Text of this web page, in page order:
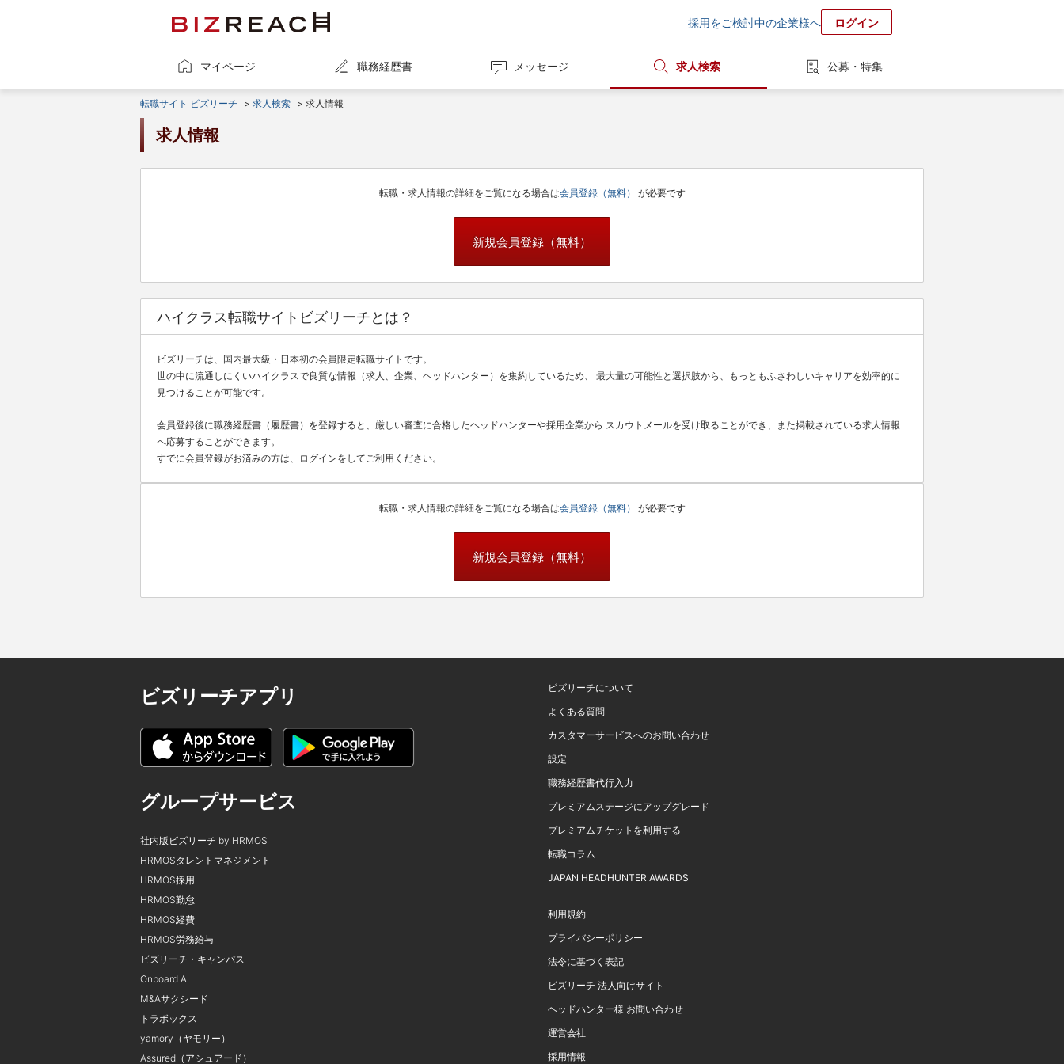
採用をご検討中の企業様へ ログイン
マイページ 職務経歴書 メッセージ 求人検索 公募・特集
転職サイト ビズリーチ > 求人検索 > 求人情報
求人情報
転職・求人情報の詳細をご覧になる場合は会員登録（無料） が必要です
新規会員登録（無料）
ハイクラス転職サイトビズリーチとは？
ビズリーチは、国内最大級・日本初の会員限定転職サイトです。
世の中に流通しにくいハイクラスで良質な情報（求人、企業、ヘッドハンター）を集約しているため、 最大量の可能性と選択肢から、もっともふさわしいキャリアを効率的に
見つけることが可能です。
会員登録後に職務経歴書（履歴書）を登録すると、厳しい審査に合格したヘッドハンターや採用企業から スカウトメールを受け取ることができ、また掲載されている求人情報
へ応募することができます。
すでに会員登録がお済みの方は、ログインをしてご利用ください。
転職・求人情報の詳細をご覧になる場合は会員登録（無料） が必要です
新規会員登録（無料）
ビズリーチアプリ
グループサービス
社内版ビズリーチ by HRMOS
HRMOSタレントマネジメント
HRMOS採用
HRMOS勤怠
HRMOS経費
HRMOS労務給与
ビズリーチ・キャンパス
Onboard AI
M&Aサクシード
トラボックス
yamory（ヤモリー）
Assured（アシュアード）
ビズリーチについて
よくある質問
カスタマーサービスへのお問い合わせ
設定
職務経歴書代行入力
プレミアムステージにアップグレード
プレミアムチケットを利用する
転職コラム
JAPAN HEADHUNTER AWARDS
利用規約
プライバシーポリシー
法令に基づく表記
ビズリーチ 法人向けサイト
ヘッドハンター様 お問い合わせ
運営会社
採用情報